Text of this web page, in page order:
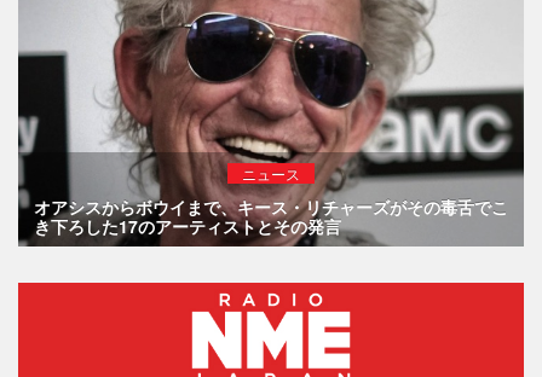
ニュース
オアシスからボウイまで、キース・リチャーズがその毒舌でこ
き下ろした17のアーティストとその発言